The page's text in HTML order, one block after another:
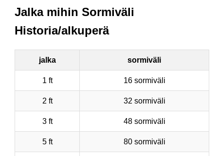
Jalka mihin Sormiväli
Historia/alkuperä
jalka sormiväli
1 ft 16 sormiväli
2 ft 32 sormiväli
3 ft 48 sormiväli
5 ft 80 sormiväli